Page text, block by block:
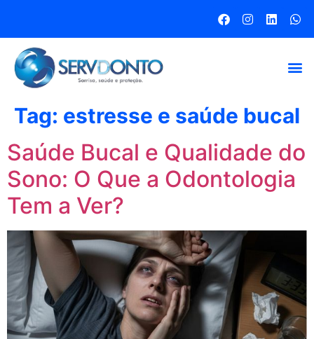
Tag: estresse e saúde bucal
Saúde Bucal e Qualidade do
Sono: O Que a Odontologia
Tem a Ver?